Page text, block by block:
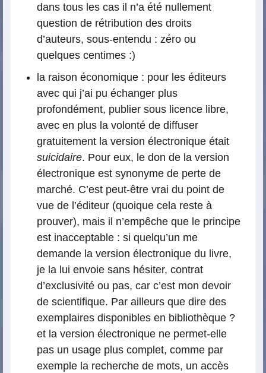
dans tous les cas il n’a été nullement
question de rétribution des droits
d’auteurs, sous-entendu : zéro ou
quelques centimes :)
la raison économique : pour les éditeurs
avec qui j’ai pu échanger plus
profondément, publier sous licence libre,
avec en plus la volonté de diffuser
gratuitement la version électronique était
suicidaire. Pour eux, le don de la version
électronique est synonyme de perte de
marché. C’est peut-être vrai du point de
vue de l’éditeur (quoique cela reste à
prouver), mais il n’empêche que le principe
est inacceptable : si quelqu’un me
demande la version électronique du livre,
je la lui envoie sans hésiter, contrat
d’exclusivité ou pas, car c’est mon devoir
de scientifique. Par ailleurs que dire des
exemplaires disponibles en bibliothèque ?
et la version électronique ne permet-elle
pas un usage plus complet, comme par
exemple la recherche de mots, un accès